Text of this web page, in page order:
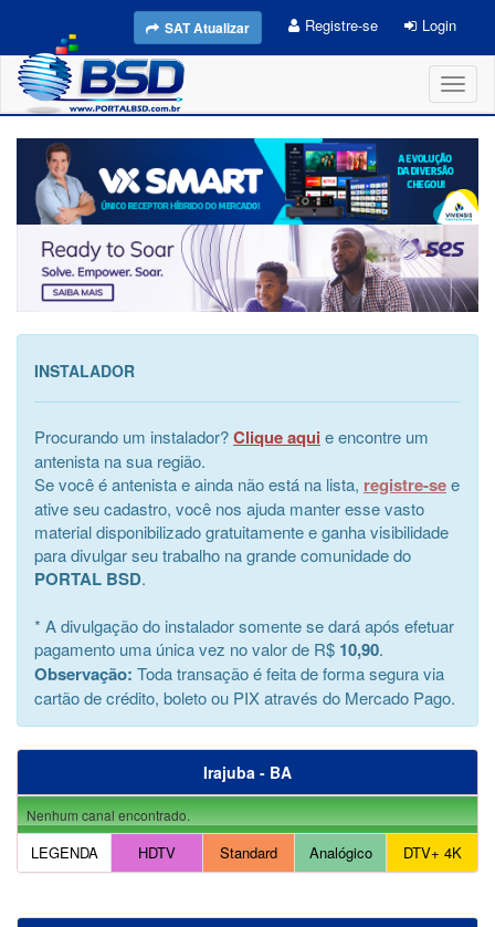
SAT Atualizar Registre-se Login
INSTALADOR
Procurando um instalador?Clique aqui e encontre um
antenista na sua região.
Se você é antenista e ainda não está na lista, registre-see
ative seu cadastro, você nos ajuda manter esse vasto
material disponibilizado gratuitamente e ganha visibilidade
para divulgar seu trabalho na grande comunidade do
PORTAL BSD.
* A divulgação do instalador somente se dará após efetuar
pagamento uma única vez no valor de R$ 10,90.
Observação: Toda transação é feita de forma segura via
cartão de crédito, boleto ou PIX através do Mercado Pago.
Irajuba - BA
Nenhum canal encontrado.
LEGENDA HDTV Standard Analógico DTV+ 4K